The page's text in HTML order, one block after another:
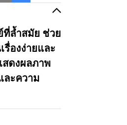
ที่ล้ำสมัย ช่วย
องง่ายและ
ดงผลภาพ
ละความ